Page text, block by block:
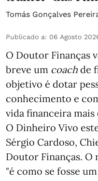
Tomás Gonçalves
Publicado a: 06 Agosto
O Doutor Finanças
breve um coach de
objetivo é dotar
conhecimento e
vida financeira mais
O Dinheiro Vivo
Sérgio Cardoso,
Doutor Finanças. O
"é como se fosse um